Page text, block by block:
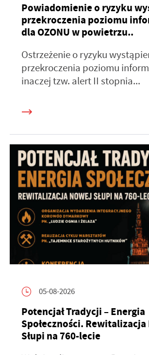
Powiadomienie o ryzyku
przekroczenia poziomu
dla OZONU w powietrzu..
Ostrzeżenie o ryzyku
przekroczenia poziomu
inaczej tzw. alert II stopnia...
05-08-2026
Potencjał Tradycji – Energia
Społeczności.
Słupi na 760-lecie